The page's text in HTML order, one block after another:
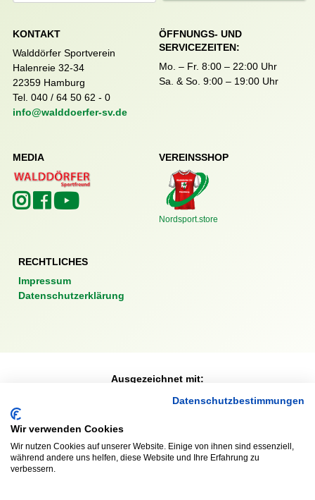
KONTAKT
Walddörfer Sportverein
Halenreie 32-34
22359 Hamburg
Tel. 040 / 64 50 62 - 0
info@walddoerfer-sv.de
ÖFFNUNGS- UND
SERVICEZEITEN:
Mo. – Fr. 8:00 – 22:00 Uhr
Sa. & So. 9:00 – 19:00 Uhr
MEDIA VEREINSSHOP
Nordsport.store
RECHTLICHES
Impressum
Datenschutzerklärung
Ausgezeichnet mit:
Datenschutzbestimmungen
Wir verwenden Cookies
Wir nutzen Cookies auf unserer Website. Einige von ihnen sind essenziell,
während andere uns helfen, diese Website und Ihre Erfahrung zu
verbessern.